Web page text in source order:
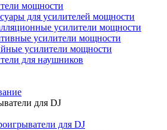
мощности
для усилителей мощности
усилители мощности
усилители мощности
усилители мощности
для наушников
для DJ
для DJ